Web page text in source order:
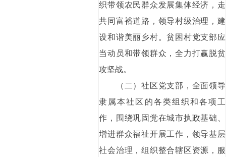
织带领农民群众发展集体经济，走
共同富裕道路，领导村级治理，建
设和谐美丽乡村。贫困村党支部应
当动员和带领群众，全力打赢脱贫
攻坚战。
（二）社区党支部，全面领导
隶属本社区的各类组织和各项工
作，围绕巩固党在城市执政基础、
增进群众福祉开展工作，领导基层
社会治理，组织整合辖区资源，服